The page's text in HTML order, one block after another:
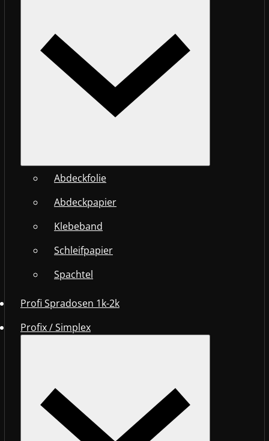
Abdeckfolie
Abdeckpapier
Klebeband
Schleifpapier
Spachtel
Profi Spradosen 1k-2k
Profix / Simplex